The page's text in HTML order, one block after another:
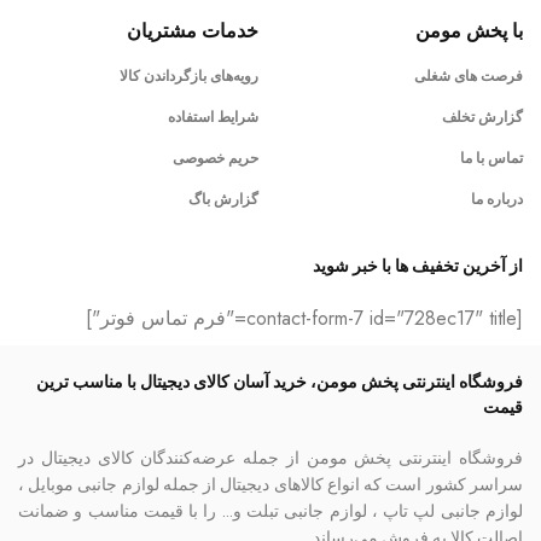
با پخش مومن
فرصت های شغلی
گزارش تخلف
تماس با ما
درباره ما
خدمات مشتریان
رویه‌های بازگرداندن کالا
شرایط استفاده
حریم خصوصی
گزارش باگ
از آخرین تخفیف ها با خبر شوید
[contact-form-7 id="728ec17" title="فرم تماس فوتر"]
فروشگاه اینترنتی پخش مومن، خرید آسان کالای دیجیتال با مناسب ترین
قیمت
فروشگاه اینترنتی پخش مومن از جمله عرضه‌کنندگان کالای دیجیتال در
سراسر کشور است که انواع کالاهای دیجیتال از جمله لوازم جانبی موبایل ،
لوازم جانبی لپ تاپ ، لوازم جانبی تبلت و… را با قیمت مناسب و ضمانت